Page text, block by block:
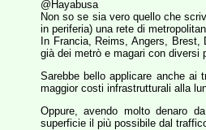
@Hayabusa
Non so se sia vero quello che
in periferia) una rete di
In Francia, Reims, Angers,
già dei metrò e magari con diversi
Sarebbe bello applicare anche ai
maggior costi infrastrutturali alla
Oppure, avendo molto denaro
superficie il più possibile dal